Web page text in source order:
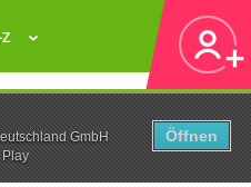
GmbH
Öffnen